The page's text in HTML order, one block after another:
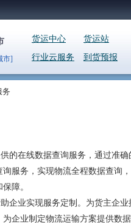
市]
货运站
货运中心
到货预报
行业云服务
务
的在线数据查询服务，通过准确
服务，实现物流全程数据查询
障。
企业实现服务定制。为货主企业
企业制定物流运输方案提供数